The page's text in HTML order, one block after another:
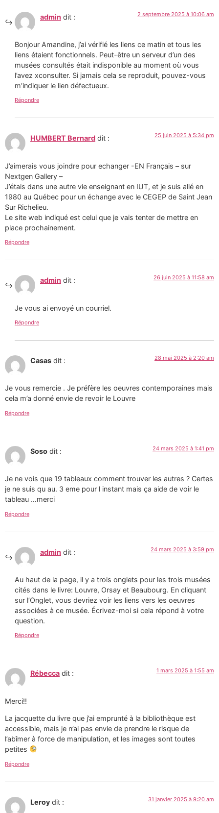
admin dit : 2 septembre 2025 à 10:06 am
Bonjour Amandine, j’ai vérifié les liens ce matin et tous les
liens étaient fonctionnels. Peut-être un serveur d’un des
musées consultés était indisponible au moment où vous
l’avez xconsulter. Si jamais cela se reproduit, pouvez-vous
m’indiquer le lien défectueux.
Répondre
HUMBERT Bernard dit : 25 juin 2025 à 5:34 pm
J’aimerais vous joindre pour echanger -EN Français – sur
Nextgen Gallery –
J’étais dans une autre vie enseignant en IUT, et je suis allé en
1980 au Québec pour un échange avec le CEGEP de Saint Jean
Sur Richelieu.
Le site web indiqué est celui que je vais tenter de mettre en
place prochainement.
Répondre
admin dit : 26 juin 2025 à 11:58 am
Je vous ai envoyé un courriel.
Répondre
Casas dit : 28 mai 2025 à 2:20 am
Je vous remercie . Je préfère les oeuvres contemporaines mais
cela m’a donné envie de revoir le Louvre
Répondre
Soso dit : 24 mars 2025 à 1:41 pm
Je ne vois que 19 tableaux comment trouver les autres ? Certes
je ne suis qu au. 3 eme pour l instant mais ça aide de voir le
tableau …merci
Répondre
admin dit : 24 mars 2025 à 3:59 pm
Au haut de la page, il y a trois onglets pour les trois musées
cités dans le livre: Louvre, Orsay et Beaubourg. En cliquant
sur l’Onglet, vous devriez voir les liens vers les oeuvres
associées à ce musée. Écrivez-moi si cela répond à votre
question.
Répondre
Rébecca dit : 1 mars 2025 à 1:55 am
Merci!!
La jacquette du livre que j’ai emprunté à la bibliothèque est
accessible, mais je n’ai pas envie de prendre le risque de
l’abîmer à force de manipulation, et les images sont toutes
petites
Répondre
Leroy dit : 31 janvier 2025 à 9:20 am